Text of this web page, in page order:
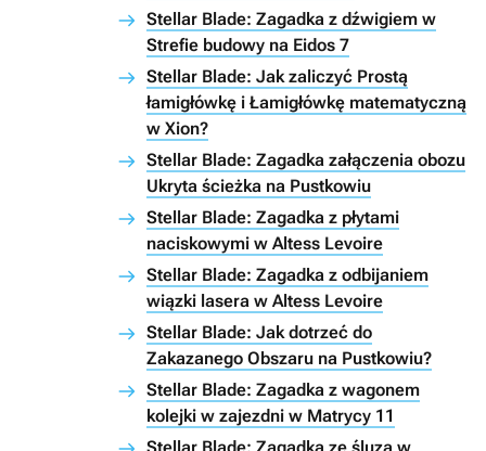
Stellar Blade: Zagadka z dźwigiem w
Strefie budowy na Eidos 7
Stellar Blade: Jak zaliczyć Prostą
łamigłówkę i Łamigłówkę matematyczną
w Xion?
Stellar Blade: Zagadka załączenia obozu
Ukryta ścieżka na Pustkowiu
Stellar Blade: Zagadka z płytami
naciskowymi w Altess Levoire
Stellar Blade: Zagadka z odbijaniem
wiązki lasera w Altess Levoire
Stellar Blade: Jak dotrzeć do
Zakazanego Obszaru na Pustkowiu?
Stellar Blade: Zagadka z wagonem
kolejki w zajezdni w Matrycy 11